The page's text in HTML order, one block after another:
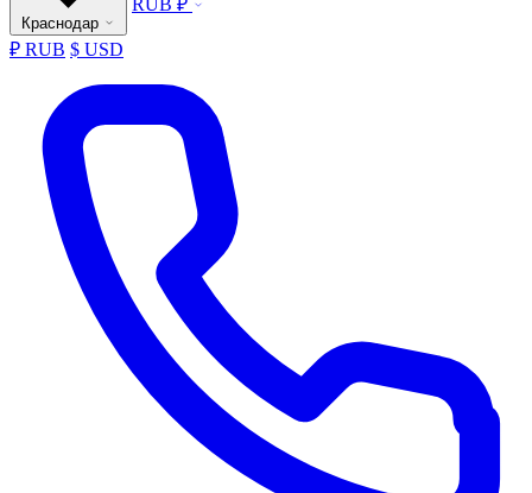
Краснодар
RUB ₽
₽ RUB $ USD